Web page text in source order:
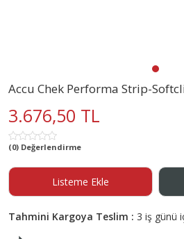
Accu Chek Performa Strip-
3.676,50 TL
(0) Değerlendirme
Listeme Ekle
Tahmini Kargoya Teslim : 3 iş günü